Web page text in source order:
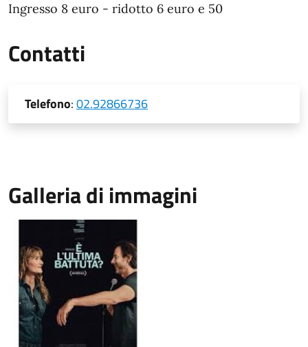
Ingresso 8 euro - ridotto 6 euro e 50
Contatti
Telefono:02.92866736
Galleria di immagini